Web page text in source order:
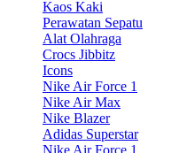
Kaos Kaki
Perawatan Sepatu
Alat Olahraga
Crocs Jibbitz
Icons
Nike Air Force 1
Nike Air Max
Nike Blazer
Adidas Superstar
Nike Air Force 1